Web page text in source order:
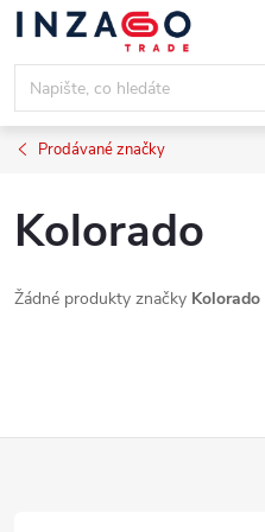
Přejít
obsah
Prodávané značky
Kolorado
Žádné produkty značky Kolorado